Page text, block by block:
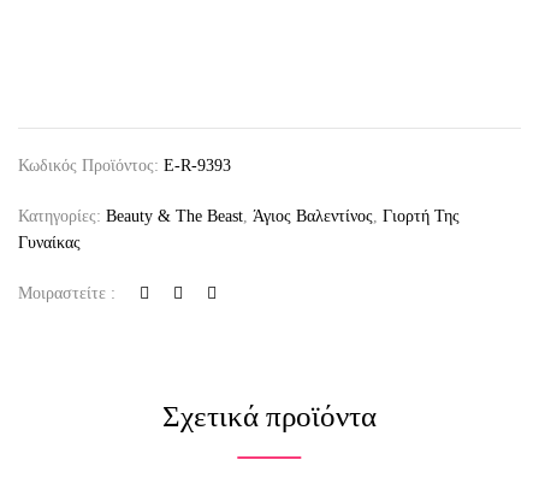
Κωδικός Προϊόντος: E-R-9393
Κατηγορίες: Beauty & The Beast, Άγιος Βαλεντίνος, Γιορτή Της
Γυναίκας
Μοιραστείτε :
Σχετικά προϊόντα